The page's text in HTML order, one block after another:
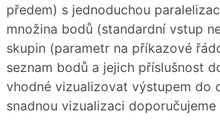
předem) s jednoduchou
množina bodů (standardní vstup
skupin (parametr na příkazové
seznam bodů a jejich příslušnost
vhodné vizualizovat výstupem do
snadnou vizualizaci